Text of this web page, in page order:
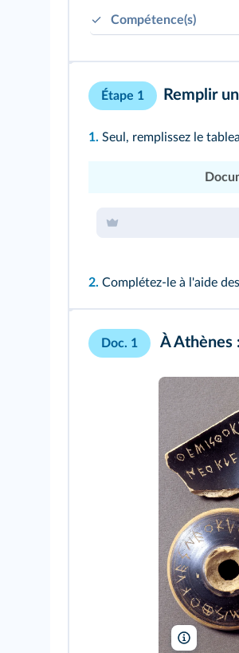
Compétence(s)
Étape 1
Remplir
1. Seul, remplissez le
2. Complétez-le à l'aide
Doc. 1 À Athènes